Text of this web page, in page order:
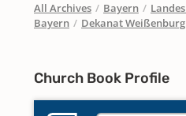
All Archives / Bayern /
Bayern / Dekanat
Church Book Profile